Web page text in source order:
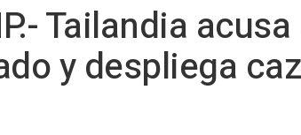
Tailandia
y despliega